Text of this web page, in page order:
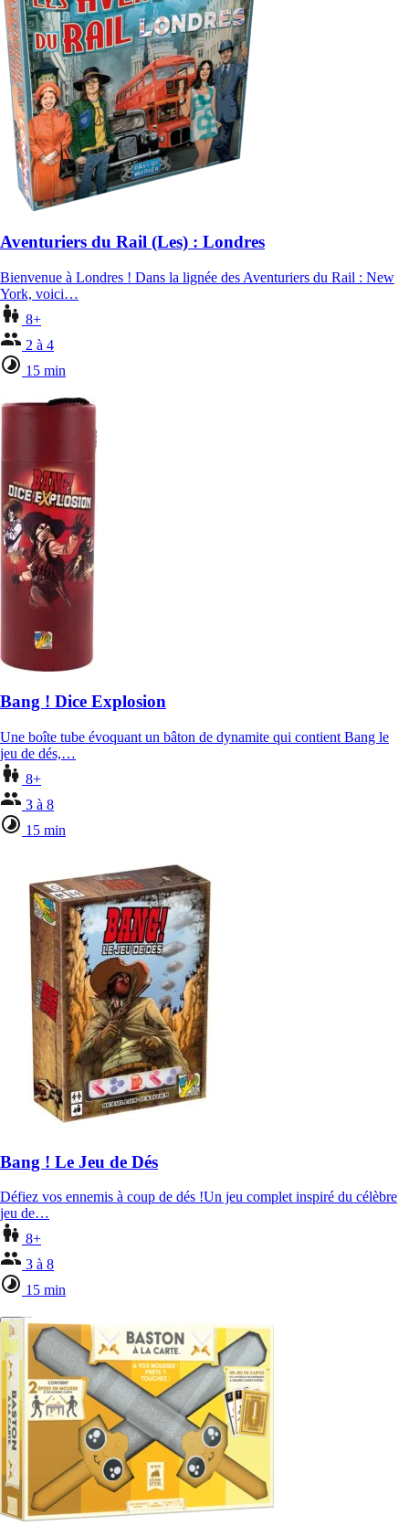
Aventuriers du Rail (Les) : Londres
Bienvenue à Londres ! Dans la lignée des Aventuriers du Rail : New
York, voici…
8+
2 à 4
15 min
Bang ! Dice Explosion
Une boîte tube évoquant un bâton de dynamite qui contient Bang le
jeu de dés,…
8+
3 à 8
15 min
Bang ! Le Jeu de Dés
Défiez vos ennemis à coup de dés !Un jeu complet inspiré du célèbre
jeu de…
8+
3 à 8
15 min